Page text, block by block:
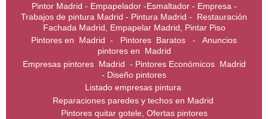
Pintor Madrid - Empapelador -Esmaltador - Empresa -
Trabajos de pintura Madrid - Pintura Madrid - Restauración
Fachada Madrid, Empapelar Madrid, Pintar Piso
Pintores en Madrid - Pintores Baratos - Anuncios
pintores en Madrid
Empresas pintores Madrid - Pintores Económicos Madrid
- Diseño pintores
Listado empresas pintura
Reparaciones paredes y techos en Madrid
Pintores quitar gotele, Ofertas pintores